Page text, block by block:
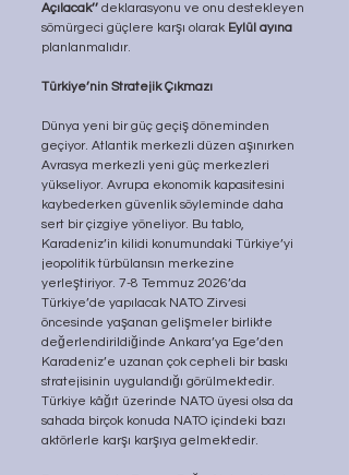
Açılacak’’ deklarasyonu ve onu destekleyen
sömürgeci güçlere karşı olarak Eylül ayına
planlanmalıdır.
Türkiye’nin Stratejik Çıkmazı
Dünya yeni bir güç geçiş döneminden
geçiyor. Atlantik merkezli düzen aşınırken
Avrasya merkezli yeni güç merkezleri
yükseliyor. Avrupa ekonomik kapasitesini
kaybederken güvenlik söyleminde daha
sert bir çizgiye yöneliyor. Bu tablo,
Karadeniz’in kilidi konumundaki Türkiye’yi
jeopolitik türbülansın merkezine
yerleştiriyor. 7-8 Temmuz 2026’da
Türkiye’de yapılacak NATO Zirvesi
öncesinde yaşanan gelişmeler birlikte
değerlendirildiğinde Ankara’ya Ege’den
Karadeniz’e uzanan çok cepheli bir baskı
stratejisinin uygulandığı görülmektedir.
Türkiye kâğıt üzerinde NATO üyesi olsa da
sahada birçok konuda NATO içindeki bazı
aktörlerle karşı karşıya gelmektedir.